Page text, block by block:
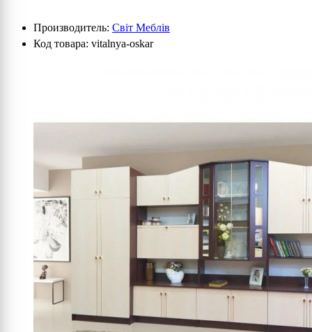
Производитель: Світ Меблів
Код товара: vitalnya-oskar